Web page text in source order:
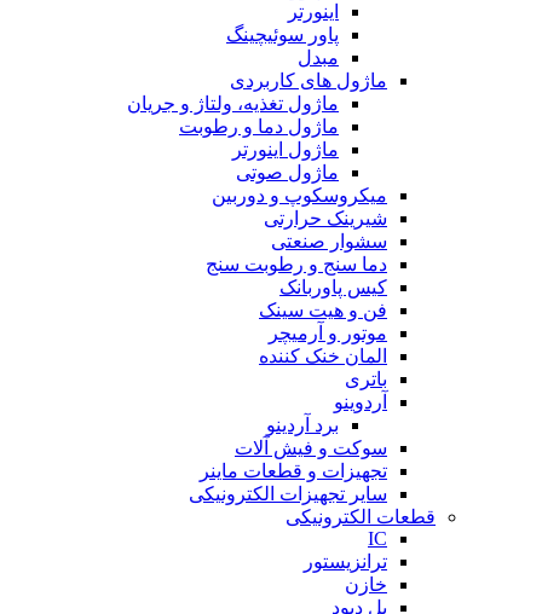
اینورتر
پاور سوئیچینگ
مبدل
ماژول های کاربردی
ماژول تغذیه، ولتاژ و جریان
ماژول دما و رطوبت
ماژول اینورتر
ماژول صوتی
میکروسکوپ و دوربین
شیرینک حرارتی
سشوار صنعتی
دما سنج و رطوبت سنج
کیس پاوربانک
فن و هیت سینک
موتور و آرمیچر
المان خنک کننده
باتری
آردوینو
برد آردینو
سوکت و فیش آلات
تجهیزات و قطعات ماینر
سایر تجهیزات الکترونیکی
قطعات الکترونیکی
IC
ترانزیستور
خازن
پل دیود